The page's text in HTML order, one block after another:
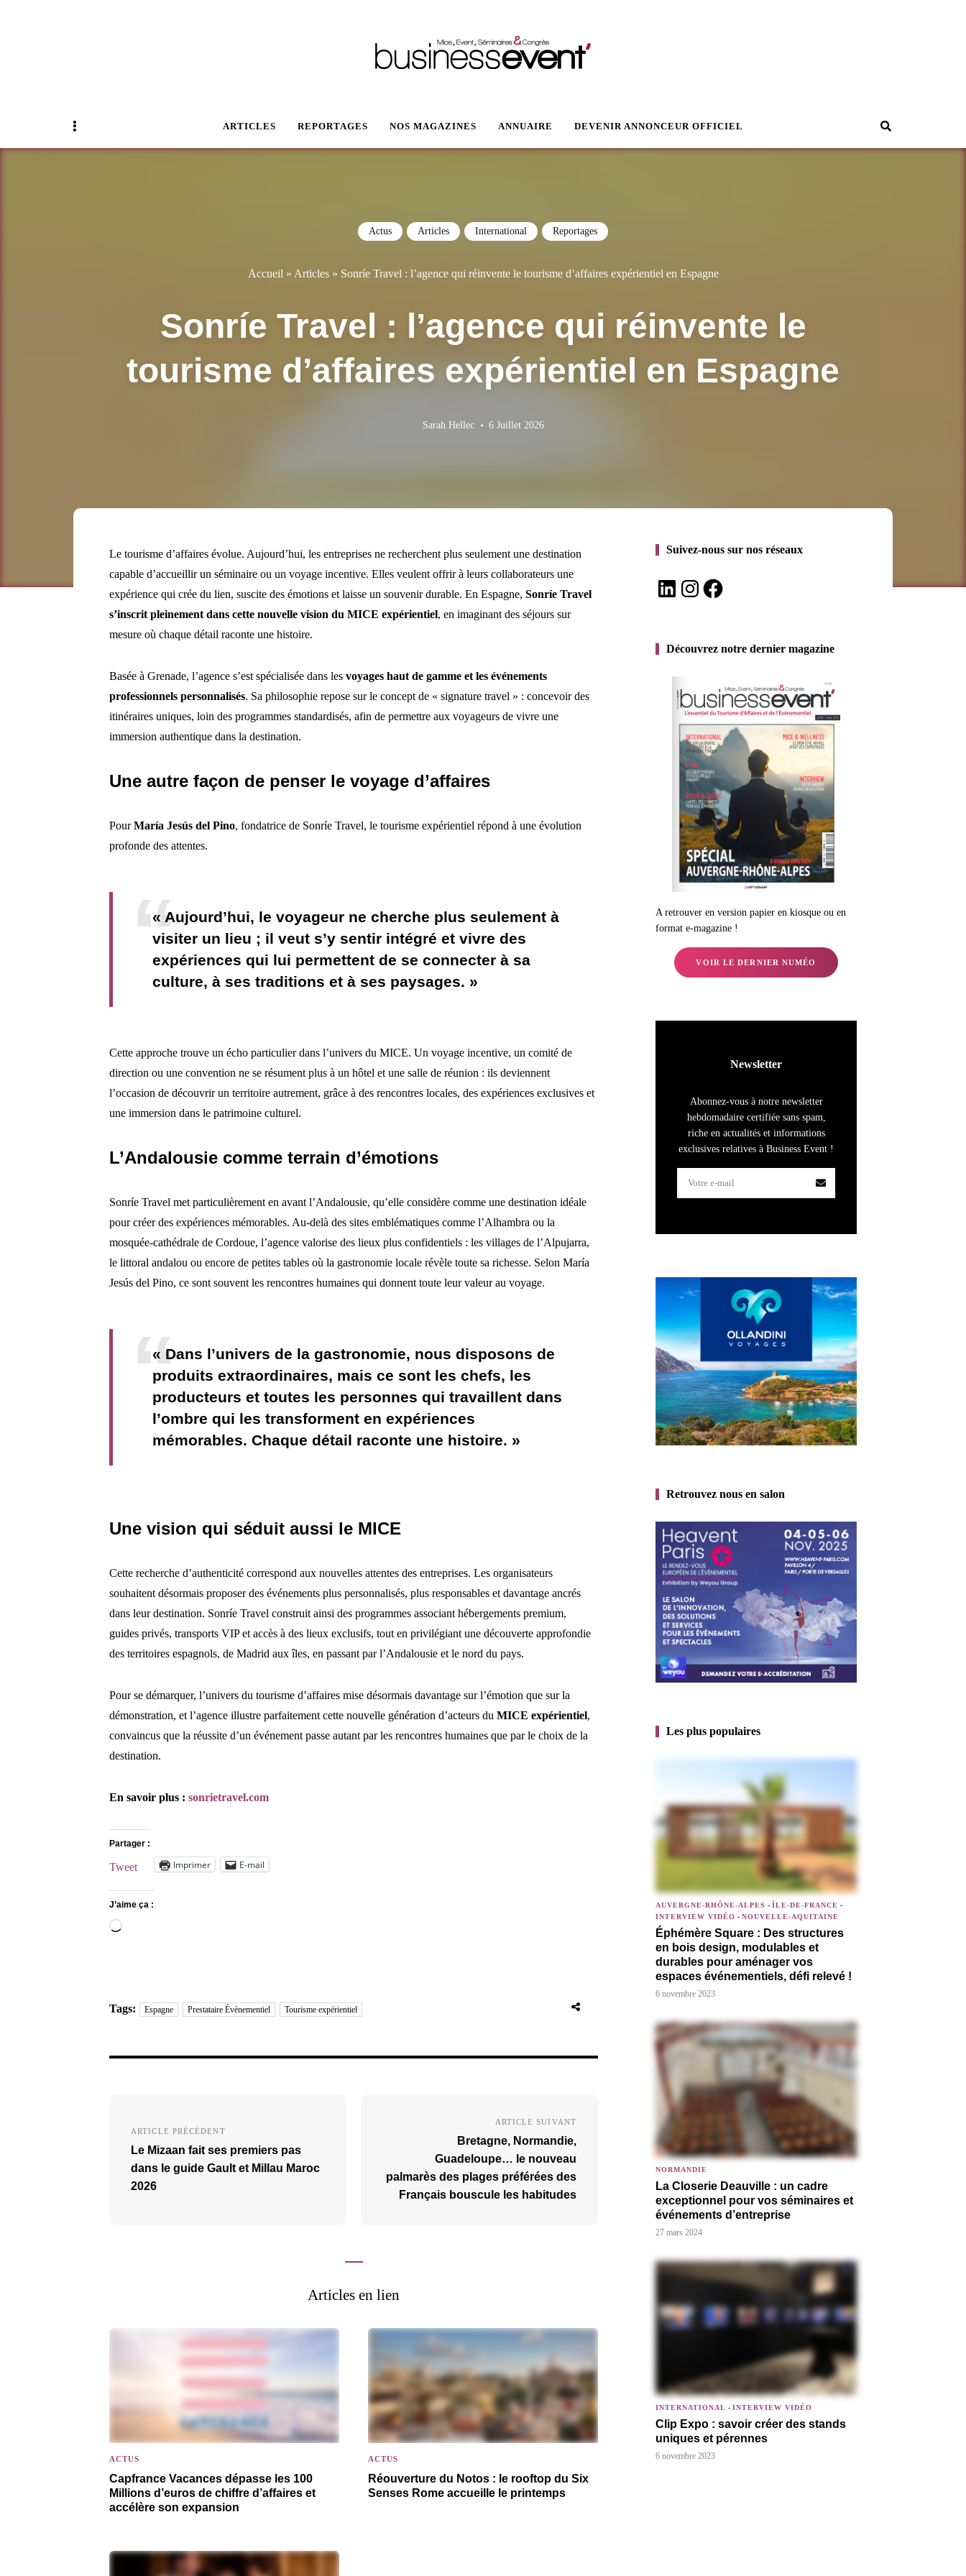
ARTICLES REPORTAGES NOS MAGAZINES ANNUAIRE DEVENIR ANNONCEUR OFFICIEL
Sidebar Recherche
Actus Articles International Reportages
Accueil » Articles» Sonríe Travel : l’agence qui réinvente le tourisme d’affaires expérientiel en Espagne
Sonríe Travel : l’agence qui réinvente le
tourisme d’affaires expérientiel en Espagne
Sarah Hellec 6 Juillet 2026
Le tourisme d’affaires évolue. Aujourd’hui, les entreprises ne recherchent plus seulement une destination
capable d’accueillir un séminaire ou un voyage incentive. Elles veulent offrir à leurs collaborateurs une
expérience qui crée du lien, suscite des émotions et laisse un souvenir durable. En Espagne, Sonríe Travel
s’inscrit pleinement dans cette nouvelle vision du MICE expérientiel, en imaginant des séjours sur
mesure où chaque détail raconte une histoire.
Basée à Grenade, l’agence s’est spécialisée dans les voyages haut de gamme et les événements
professionnels personnalisés. Sa philosophie repose sur le concept de « signature travel » : concevoir des
itinéraires uniques, loin des programmes standardisés, afin de permettre aux voyageurs de vivre une
immersion authentique dans la destination.
Une autre façon de penser le voyage d’affaires
PourMaría Jesús del Pino, fondatrice de Sonríe Travel, le tourisme expérientiel répond à une évolution
profonde des attentes.
« Aujourd’hui, le voyageur ne cherche plus seulement à
visiter un lieu ; il veut s’y sentir intégré et vivre des
expériences qui lui permettent de se connecter à sa
culture, à ses traditions et à ses paysages. »
Cette approche trouve un écho particulier dans l’univers du MICE. Un voyage incentive, un comité de
direction ou une convention ne se résument plus à un hôtel et une salle de réunion : ils deviennent
l’occasion de découvrir un territoire autrement, grâce à des rencontres locales, des expériences exclusives et
une immersion dans le patrimoine culturel.
L’Andalousie comme terrain d’émotions
Sonríe Travel met particulièrement en avant l’Andalousie, qu’elle considère comme une destination idéale
pour créer des expériences mémorables. Au-delà des sites emblématiques comme l’Alhambra ou la
mosquée-cathédrale de Cordoue, l’agence valorise des lieux plus confidentiels : les villages de l’Alpujarra,
le littoral andalou ou encore de petites tables où la gastronomie locale révèle toute sa richesse. Selon María
Jesús del Pino, ce sont souvent les rencontres humaines qui donnent toute leur valeur au voyage.
« Dans l’univers de la gastronomie, nous disposons de
produits extraordinaires, mais ce sont les chefs, les
producteurs et toutes les personnes qui travaillent dans
l’ombre qui les transforment en expériences
mémorables. Chaque détail raconte une histoire. »
Une vision qui séduit aussi le MICE
Cette recherche d’authenticité correspond aux nouvelles attentes des entreprises. Les organisateurs
souhaitent désormais proposer des événements plus personnalisés, plus responsables et davantage ancrés
dans leur destination. Sonríe Travel construit ainsi des programmes associant hébergements premium,
guides privés, transports VIP et accès à des lieux exclusifs, tout en privilégiant une découverte approfondie
des territoires espagnols, de Madrid aux îles, en passant par l’Andalousie et le nord du pays.
Pour se démarquer, l’univers du tourisme d’affaires mise désormais davantage sur l’émotion que sur la
démonstration, et l’agence illustre parfaitement cette nouvelle génération d’acteurs du MICE expérientiel,
convaincus que la réussite d’un événement passe autant par les rencontres humaines que par le choix de la
destination.
En savoir plus : sonrietravel.com
Partager :
Tweet Imprimer E-mail
J’aime ça :
Chargement…
Tags: Espagne Prestataire Évènementiel Tourisme expérientiel
l’article
ARTICLE PRÉCÉDENT
Le Mizaan fait ses premiers pas
dans le guide Gault et Millau Maroc
2026
ARTICLE SUIVANT
Bretagne, Normandie,
Guadeloupe… le nouveau
palmarès des plages préférées des
Français bouscule les habitudes
Articles en lien
ACTUS
Capfrance Vacances dépasse les 100
Millions d’euros de chiffre d’affaires et
accélère son expansion
ACTUS
Réouverture du Notos : le rooftop du Six
Senses Rome accueille le printemps
Suivez-nous sur nos réseaux
LinkedInInstagramFacebook
Découvrez notre dernier magazine
A retrouver en version papier en kiosque ou en
format e-magazine !
VOIR LE DERNIER NUMÉO
Newsletter
Abonnez-vous à notre newsletter
hebdomadaire certifiée sans spam,
riche en actualités et informations
exclusives relatives à Business Event !
Retrouvez nous en salon
Les plus populaires
AUVERGNE-RHÔNE-ALPES - ÎLE-DE-FRANCE -
INTERVIEW VIDÉO - NOUVELLE-AQUITAINE
Éphémère Square : Des structures
en bois design, modulables et
durables pour aménager vos
espaces événementiels, défi relevé !
6 novembre 2023
NORMANDIE
La Closerie Deauville : un cadre
exceptionnel pour vos séminaires et
événements d’entreprise
27 mars 2024
INTERNATIONAL - INTERVIEW VIDÉO
Clip Expo : savoir créer des stands
uniques et pérennes
6 novembre 2023